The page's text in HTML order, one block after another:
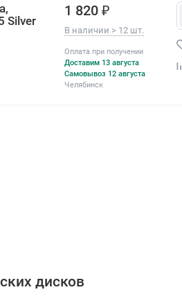
Silver
1 820 ₽
В наличии > 12 шт.
Оплата при получении
Доставим 13 августа
Самовывоз 12 августа
Челябинск
дисков